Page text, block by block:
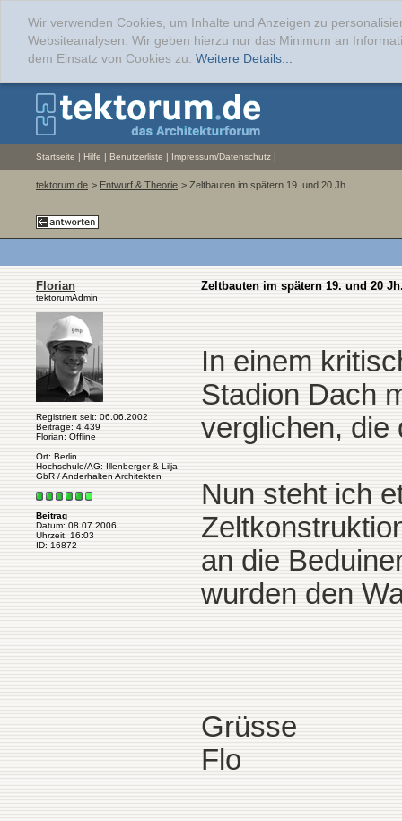
Wir verwenden Cookies, um Inhalte und Anzeigen zu
Websiteanalysen. Wir geben hierzu nur das Minimum an
dem Einsatz von Cookies zu. Weitere Details...
Startseite | Hilfe | Benutzerliste | Impressum/Datenschutz |
tektorum.de > Entwurf & Theorie > Zeltbauten im spätern 19. und 20 Jh.
Florian
tektorumAdmin
Registriert seit: 06.06.2002
Beiträge: 4.439
Florian: Offline
Ort: Berlin
Hochschule/AG: Illenberger & Lilja
GbR / Anderhalten Architekten
Beitrag
Datum: 08.07.2006
Uhrzeit: 16:03
ID: 16872
Zeltbauten im spätern 19. und 20
In einem
Stadion Dach
verglichen, die
Nun steht ich
an die
wurden den
Grüsse
Flo